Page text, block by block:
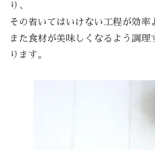
り、
その省いてはいけない工程が効率
また食材が美味しくなるよう調理
ります。